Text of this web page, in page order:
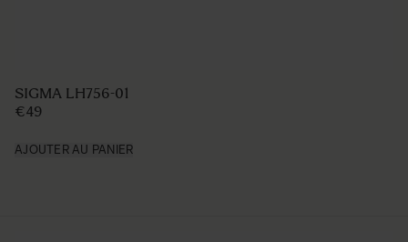
SIGMA LH756-01
€49
AJOUTER AU PANIER